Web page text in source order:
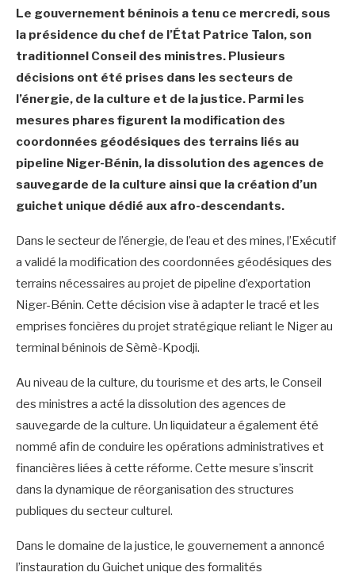
Le gouvernement béninois a tenu ce mercredi, sous
la présidence du chef de l’État Patrice Talon, son
traditionnel Conseil des ministres. Plusieurs
décisions ont été prises dans les secteurs de
l’énergie, de la culture et de la justice. Parmi les
mesures phares figurent la modification des
coordonnées géodésiques des terrains liés au
pipeline Niger-Bénin, la dissolution des agences de
sauvegarde de la culture ainsi que la création d’un
guichet unique dédié aux afro-descendants.
Dans le secteur de l’énergie, de l’eau et des mines, l’Exécutif
a validé la modification des coordonnées géodésiques des
terrains nécessaires au projet de pipeline d’exportation
Niger-Bénin. Cette décision vise à adapter le tracé et les
emprises foncières du projet stratégique reliant le Niger au
terminal béninois de Sèmè-Kpodji.
Au niveau de la culture, du tourisme et des arts, le Conseil
des ministres a acté la dissolution des agences de
sauvegarde de la culture. Un liquidateur a également été
nommé afin de conduire les opérations administratives et
financières liées à cette réforme. Cette mesure s’inscrit
dans la dynamique de réorganisation des structures
publiques du secteur culturel.
Dans le domaine de la justice, le gouvernement a annoncé
l’instauration du Guichet unique des formalités